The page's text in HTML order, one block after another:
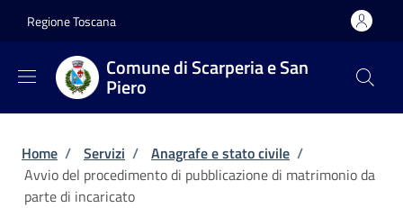
Regione Toscana
Comune di Scarperia e San
Piero
Briciole di pane
Home / Servizi / Anagrafe e stato civile /
Avvio del procedimento di pubblicazione di matrimonio da
parte di incaricato